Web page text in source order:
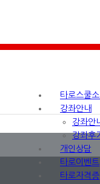
타로스쿨소
강좌안내
강좌안
강좌후
개인상담
타로이벤트
타로자격증